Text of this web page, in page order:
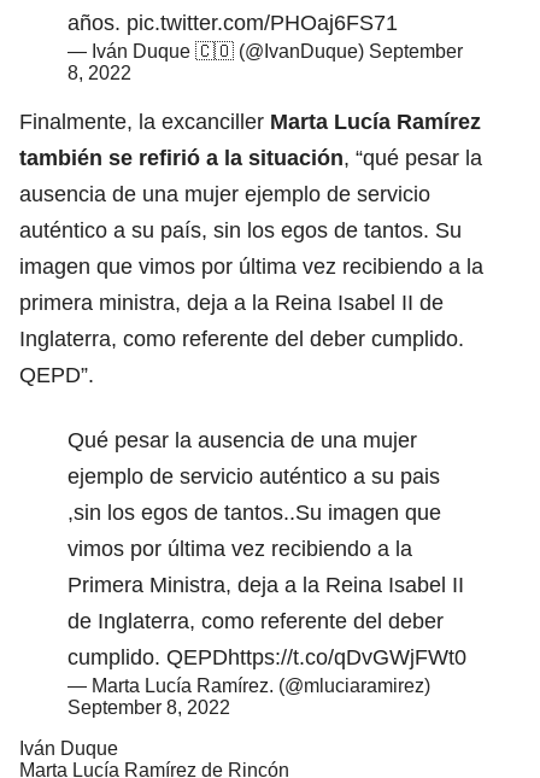
años. pic.twitter.com/PHOaj6FS71
— Iván Duque 🇨🇴 (@IvanDuque) September
8, 2022
Finalmente, la excanciller Marta Lucía Ramírez
también se refirió a la situación, “qué pesar la
ausencia de una mujer ejemplo de servicio
auténtico a su país, sin los egos de tantos. Su
imagen que vimos por última vez recibiendo a la
primera ministra, deja a la Reina Isabel II de
Inglaterra, como referente del deber cumplido.
QEPD”.
Qué pesar la ausencia de una mujer
ejemplo de servicio auténtico a su pais
,sin los egos de tantos..Su imagen que
vimos por última vez recibiendo a la
Primera Ministra, deja a la Reina Isabel II
de Inglaterra, como referente del deber
cumplido. QEPDhttps://t.co/qDvGWjFWt0
— Marta Lucía Ramírez. (@mluciaramirez)
September 8, 2022
Iván Duque
Marta Lucía Ramírez de Rincón